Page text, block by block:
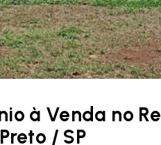
à Venda no
/ SP